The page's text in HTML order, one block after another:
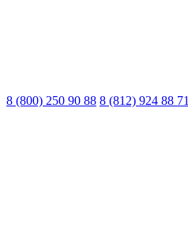
8 (800) 250 90 88 8 (812) 924 88 71